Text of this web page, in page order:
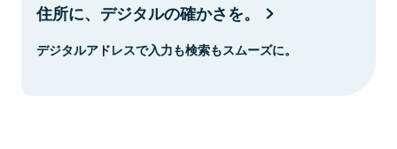
住所に、デジタルの確かさを。
デジタルアドレスで入力も検索もスムーズに。